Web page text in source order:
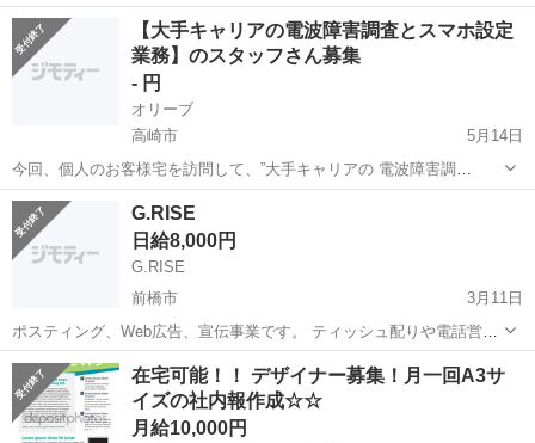
自社の新規事業を拡大するため長期計画でIT技術者を募集します。 経
験がなくてもやる気があれば勉強しながらでもOKです。 習得度に応
じて正社員への...
群馬 その他 業務
【大手キャリアの電波障害調査とスマホ設定
業務】のスタッフさん募集
- 円
オリーブ
高崎市
5月14日
今回、個人のお客様宅を訪問して、”大手キャリアの 電波障害調
査”と”スマホ設定及びレッスン業務”を 行って頂けるスタッフさんを募
集しています。 主な勤務地は、高崎市の事務所を拠点に、自家用車で
近隣県の個人のお客...
群馬
G.RISE
日給8,000円
G.RISE
前橋市
3月11日
ポスティング、Web広告、宣伝事業です。 ティッシュ配りや電話営業
してくれる方いたら、よろしくお願いします！♪( ´▽｀) 女性の方とか
でティッシュ配りを１日数時間でもやってくれる方いたらお願いしま
す！給料は応相談です。...
群馬 前橋市 その他 ティッシュ
在宅可能！！ デザイナー募集！月一回A3サ
イズの社内報作成☆☆
月給10,000円